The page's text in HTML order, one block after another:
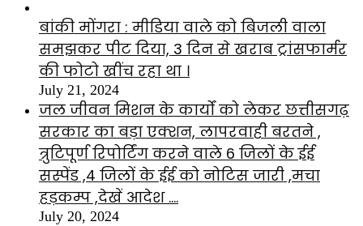
बांकी मोंगरा : मीडिया वाले को बिजली वाला
समझकर पीट दिया, 3 दिन से खराब ट्रांसफार्मर
की फोटो खींच रहा था ।
July 21, 2024
जल जीवन मिशन के कार्यों को लेकर छत्तीसगढ़
सरकार का बड़ा एक्शन, लापरवाही बरतने ,
त्रुटिपूर्ण रिपोर्टिंग करने वाले 6 जिलों के ईई
सस्पेंड ,4 जिलों के ईई को नोटिस जारी ,मचा
हड़कम्प ,देखें आदेश ….
July 20, 2024